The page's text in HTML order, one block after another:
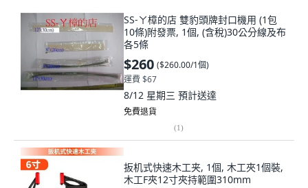
SS-ㄚ樟的店 雙豹頭牌封口機用 (1包
10條)附發票, 1個, (含稅)30公分線及布
各5條
$260 ($260.00/1個)
運費 $67
8/12 星期三 預計送達
免費退貨
(1)
扳机式快速木工夹, 1個, 木工夾1個裝,
木工F夾12寸夾持範圍310mm